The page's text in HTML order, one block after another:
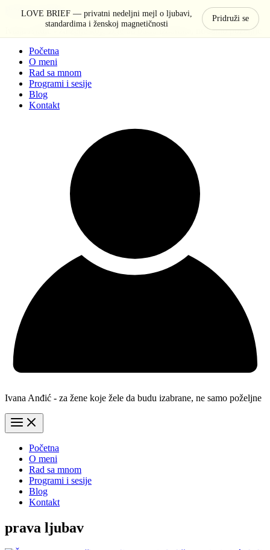
LOVE BRIEF — privatni nedeljni mejl o ljubavi,
standardima i ženskoj magnetičnosti
Pridruži se
Pređi na sadržaj
Ivana Anđić - za žene koje žele da budu izabrane, ne samo poželjne
Početna
O meni
Rad sa mnom
Programi i sesije
Blog
Kontakt
Ivana Anđić - za žene koje žele da budu izabrane, ne samo poželjne
Početna
O meni
Rad sa mnom
Programi i sesije
Blog
Kontakt
prava ljubav